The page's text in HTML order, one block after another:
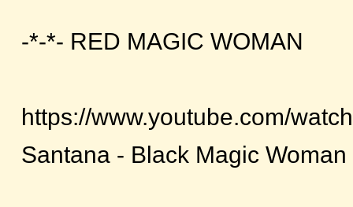
-*-*- RED MAGIC WOMAN
https://www.youtube.com/
Santana - Black Magic Woman